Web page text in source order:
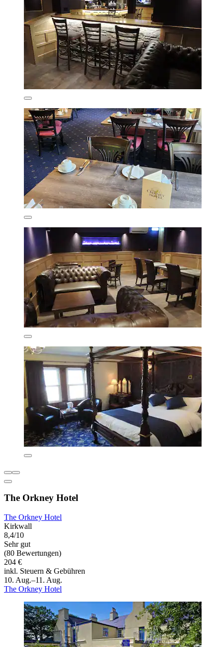
The Orkney Hotel
The Orkney Hotel
Kirkwall
8,4/10
Sehr gut
(80 Bewertungen)
204 €
inkl. Steuern & Gebühren
10. Aug.–11. Aug.
The Orkney Hotel